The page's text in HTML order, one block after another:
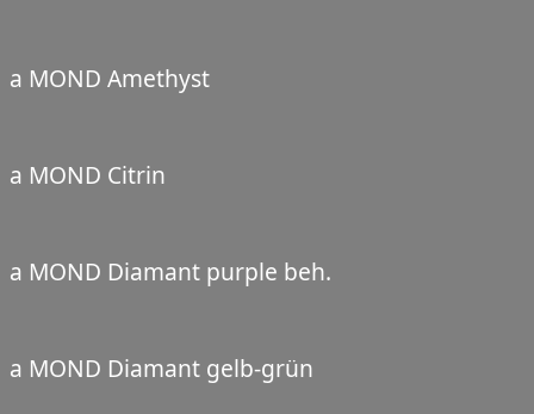
a MOND Amethyst
a MOND Citrin
a MOND Diamant purple beh.
a MOND Diamant gelb-grün